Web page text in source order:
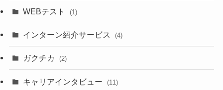
WEBテスト (1)
インターン紹介サービス (4)
ガクチカ (2)
キャリアインタビュー (11)